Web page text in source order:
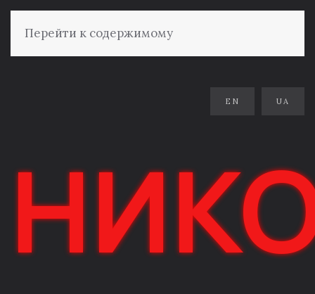
Перейти к содержимому
EN UA